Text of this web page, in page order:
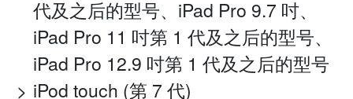
代及之后的型号、iPad Pro 9.7 吋、
iPad Pro 11 吋第 1 代及之后的型号、
iPad Pro 12.9 吋第 1 代及之后的型号
iPod touch (第 7 代)